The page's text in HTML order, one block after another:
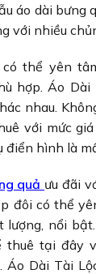
áo dài bưng
với nhiều
thể yên
hợp. Áo Dài
nhau.
với mức
điển hình là
quả ưu đãi
đôi có thể
lượng, nổi
thuê tại đây
Áo Dài Tài